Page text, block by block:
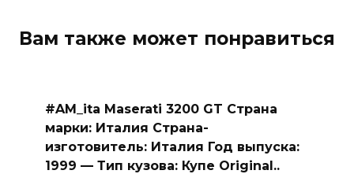
Вам также может понравиться
#AM_ita Maserati 3200 GT Страна
марки: Италия Страна-
изготовитель: Италия Год выпуска:
1999 — Тип кузова: Купе Original..